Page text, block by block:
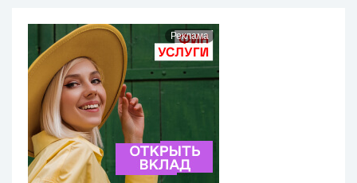
Реклама